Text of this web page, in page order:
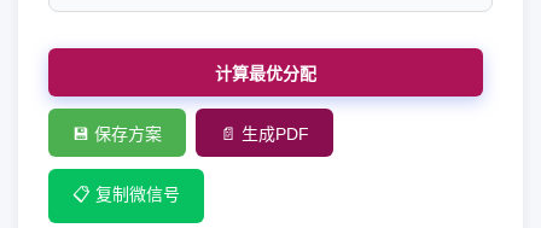
计算最优分配
💾 保存方案 📄 生成PDF
📋 复制微信号